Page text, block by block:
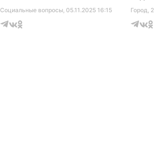
Социальные вопросы, 05.11.2025 16:15 Город,
музеев